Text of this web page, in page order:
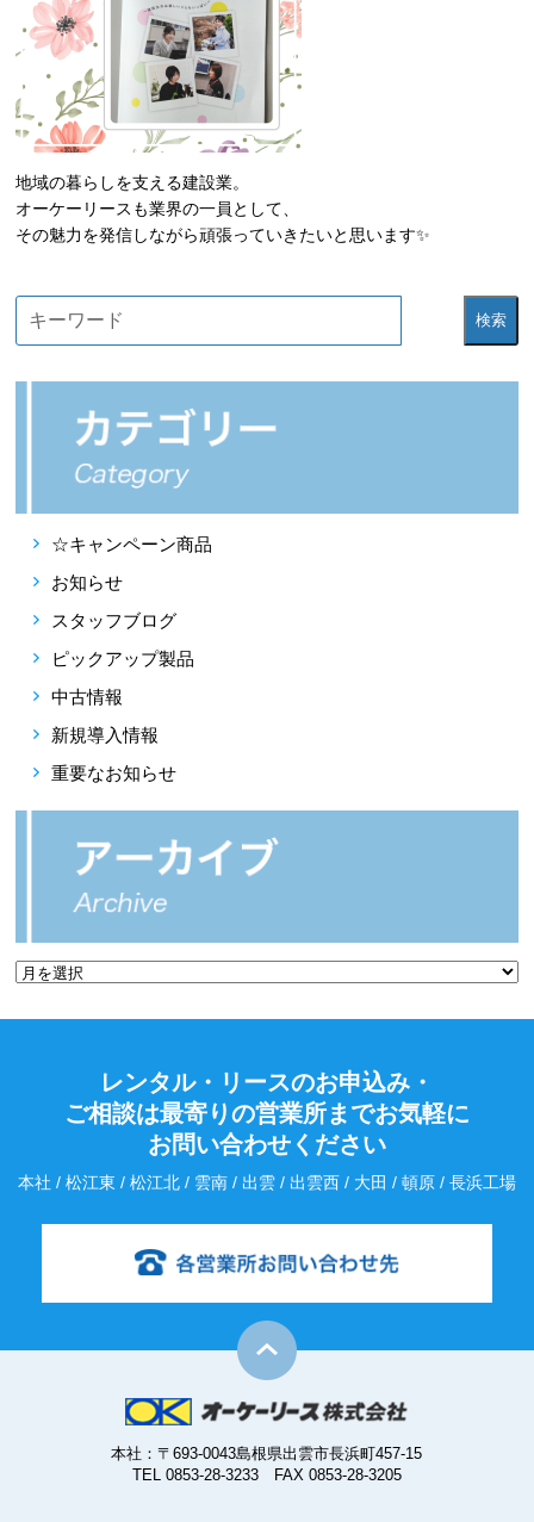
地域の暮らしを支える建設業。
オーケーリースも業界の一員として、
その魅力を発信しながら頑張っていきたいと思います✨
検索
☆キャンペーン商品
お知らせ
スタッフブログ
ピックアップ製品
中古情報
新規導入情報
重要なお知らせ
レンタル・リースのお申込み・
ご相談は最寄りの営業所までお気軽に
お問い合わせください
本社 / 松江東 / 松江北 / 雲南 / 出雲 / 出雲西 / 大田 / 頓原 / 長浜工場
本社：〒693-0043島根県出雲市長浜町457-15
TEL 0853-28-3233 FAX 0853-28-3205